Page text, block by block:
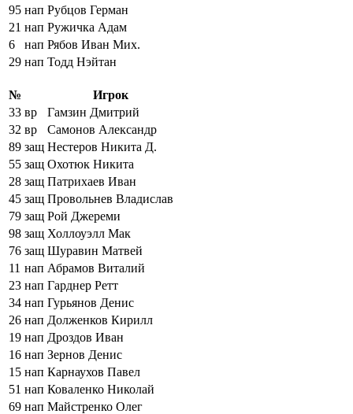
95 нап Рубцов Герман
21 нап Ружичка Адам
6
нап Рябов Иван Мих.
29 нап Тодд Нэйтан
№
Игрок
33 вр
Гамзин Дмитрий
32 вр
Самонов Александр
89 защ Нестеров Никита Д.
55 защ Охотюк Никита
28 защ Патрихаев Иван
45 защ Провольнев Владислав
79 защ Рой Джереми
98 защ Холлоуэлл Мак
76 защ Шуравин Матвей
11 нап Абрамов Виталий
23 нап Гарднер Ретт
34 нап Гурьянов Денис
26 нап Долженков Кирилл
19 нап Дроздов Иван
16 нап Зернов Денис
15 нап Карнаухов Павел
51 нап Коваленко Николай
69 нап Майстренко Олег